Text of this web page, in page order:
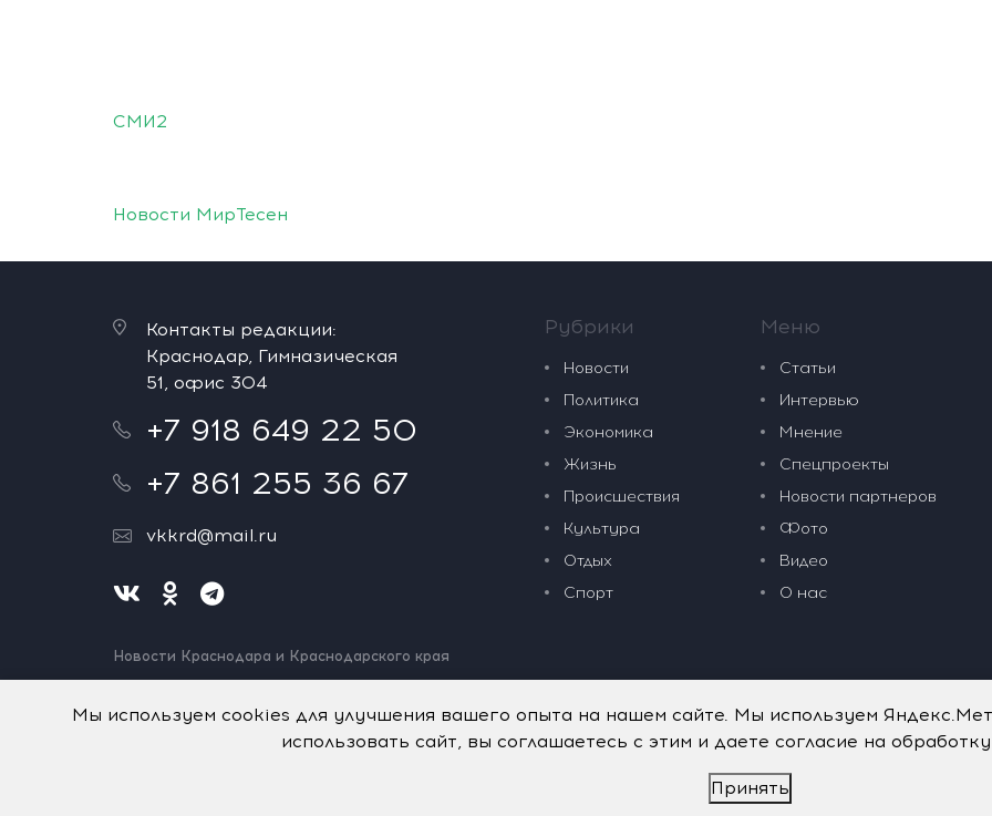
СМИ2
Новости МирТесен
Контакты редакции:
Краснодар, Гимназическая
51, офис 304
+7 918 649 22 50
+7 861 255 36 67
vkkrd@mail.ru
Новости Краснодара и Краснодарского края
Нашли ошибку? Выделите и нажмите Ctrl+Enter.
Рубрики
Новости
Политика
Экономика
Жизнь
Происшествия
Культура
Отдых
Спорт
Меню
Статьи
Интервью
Мнение
Спецпроекты
Новости партнеров
Фото
Видео
О нас
Политика обработки персональных данных
© Авторское право на систему визуализации содержимого портала vkpress.ru, а также на исходные данные, включая
Мы используем cookies для улучшения вашего опыта на нашем сайте. Мы используем
использовать сайт, вы соглашаетесь с этим и даете согласие на
Принять